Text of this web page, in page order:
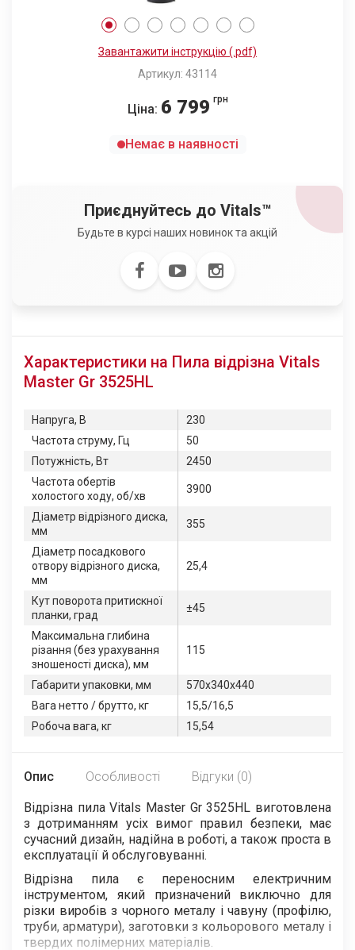
Завантажити інструкцію (.pdf)
Артикул: 43114
Ціна: 6 799 грн
Немає в наявності
Приєднуйтесь до Vitals™
Будьте в курсі наших новинок та акцій
Характеристики на Пила відрізна Vitals
Master Gr 3525HL
Напруга, В
230
Частота струму, Гц
50
Потужність, Вт
2450
Частота обертів
холостого ходу, об/хв
3900
Діаметр відрізного диска,
мм
355
Діаметр посадкового
отвору відрізного диска,
мм
25,4
Кут поворота притискної
планки, град
±45
Максимальна глибина
різання (без урахування
зношеності диска), мм
115
Габарити упаковки, мм
570х340х440
Вага нетто / брутто, кг
15,5/16,5
Робоча вага, кг
15,54
Опис Особливості Відгуки (0)
Відрізна пила Vitals Master Gr 3525HL виготовлена
з дотриманням усіх вимог правил безпеки, має
сучасний дизайн, надійна в роботі, а також проста в
експлуатації й обслуговуванні.
Відрізна пила є переносним електричним
інструментом, який призначений виключно для
різки виробів з чорного металу і чавуну (профілю,
труби, арматури), заготовки з кольорового металу і
твердих полімерних матеріалів.